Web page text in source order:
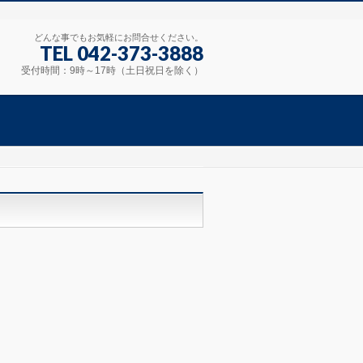
どんな事でもお気軽にお問合せください。
TEL 042-373-3888
受付時間：9時～17時（土日祝日を除く）